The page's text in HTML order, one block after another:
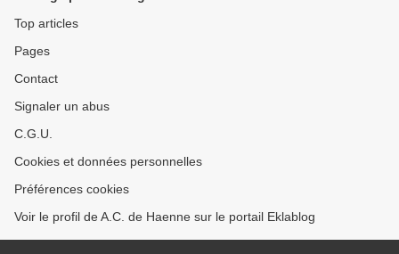
Top articles
Pages
Contact
Signaler un abus
C.G.U.
Cookies et données personnelles
Préférences cookies
Voir le profil de A.C. de Haenne sur le portail Eklablog